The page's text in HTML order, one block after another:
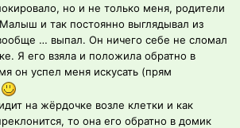
но и не только меня, родители
и так постоянно выглядывал из
… выпал. Он ничего себе не сломал
Я его взяла и положила обратно в
он успел меня искусать (прям
на жёрдочке возле клетки и как
то она его обратно в домик